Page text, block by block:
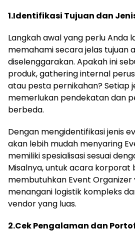
1.Identifikasi Tujuan dan
Langkah awal yang perlu Anda
memahami secara jelas tujuan
diselenggarakan. Apakah ini
produk, gathering internal
atau pesta pernikahan? Setiap
memerlukan pendekatan dan
berbeda.
Dengan mengidentifikasi jenis
akan lebih mudah menyaring
memiliki spesialisasi sesuai
Misalnya, untuk acara korporat
membutuhkan Event
menangani logistik kompleks
vendor yang luas.
2.Cek Pengalaman dan